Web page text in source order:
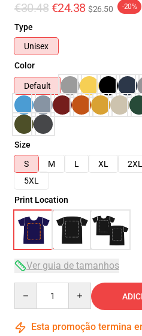
€30.48 €24.38 $26.50 -20%
Type
Unisex
Color
Default
Size
S
M L XL 2XL
5XL
Print Location
Ver guia de tamanhos
Esta promoção termina